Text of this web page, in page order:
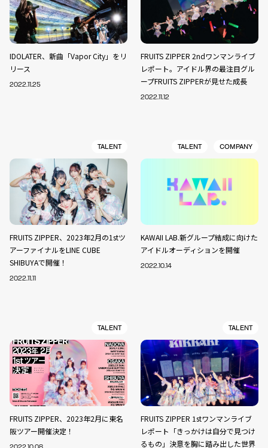
IDOLATER、新曲「Vapor City」をリ
リース
2022.11.25
FRUITS ZIPPER 2ndワンマンライブ
レポート。アイドル界の最注目グル
ープFRUITS ZIPPERが見せた成長
2022.11.12
TALENT
FRUITS ZIPPER、2023年2月の1stツ
アーファイナルをLINE CUBE
SHIBUYAで開催！
2022.11.11
TALENT COMPANY
KAWAII LAB.新グループ結成に向けた
アイドルオーディションを開催
2022.10.14
TALENT
FRUITS ZIPPER、2023年2月に東名
阪ツアー開催決定！
TALENT
FRUITS ZIPPER 1stワンマンライブ
レポート「きっかけは自分で見つけ
るもの」決意を胸に踏み出した世界